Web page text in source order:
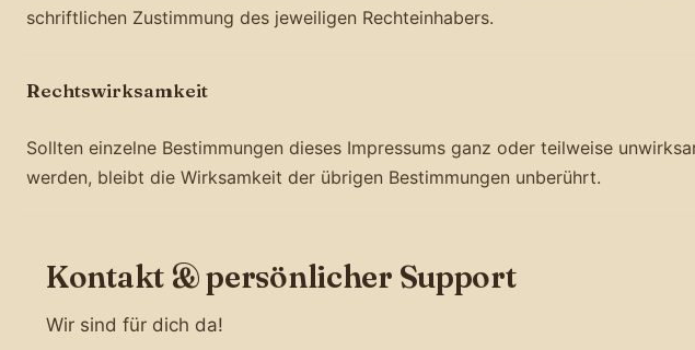
schriftlichen Zustimmung des jeweiligen Rechteinhabers.
Rechtswirksamkeit
Sollten einzelne Bestimmungen dieses Impressums ganz oder teilweise
werden, bleibt die Wirksamkeit der übrigen Bestimmungen unberührt.
Kontakt & persönlicher Support
Wir sind für dich da!